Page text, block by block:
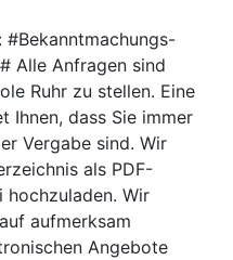
: #Bekanntmachungs-
Alle Anfragen sind
Ruhr zu stellen. Eine
Ihnen, dass Sie immer
Vergabe sind. Wir
als PDF-
hochzuladen. Wir
aufmerksam
Angebote